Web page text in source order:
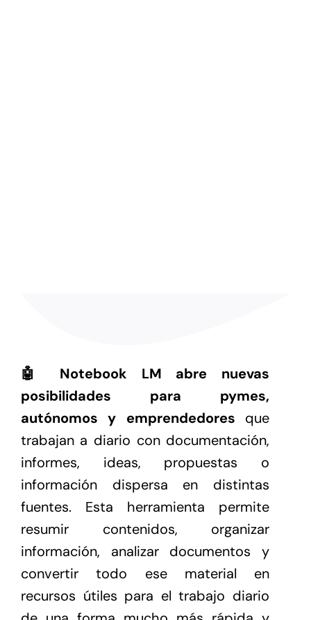
🤖 Notebook LM
abre nuevas
posibilidades para pymes,
autónomos y emprendedores que
trabajan a diario con documentación,
informes, ideas, propuestas o
información dispersa en distintas
fuentes. Esta herramienta permite
resumir contenidos, organizar
información, analizar documentos y
convertir todo ese material en
recursos útiles para el trabajo diario